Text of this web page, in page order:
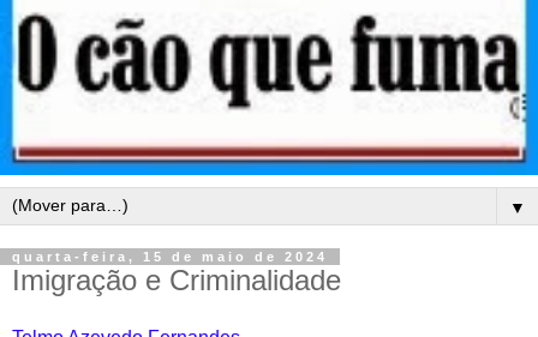
▼
quarta-feira, 15 de maio de 2024
Imigração e Criminalidade